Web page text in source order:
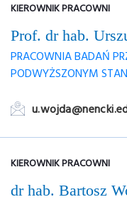
KIEROWNIK PRACOWNI
Prof. dr hab.
PRACOWNIA BADAŃ
PODWYŻSZONYM
KIEROWNIK PRACOWNI
dr hab. Bartosz